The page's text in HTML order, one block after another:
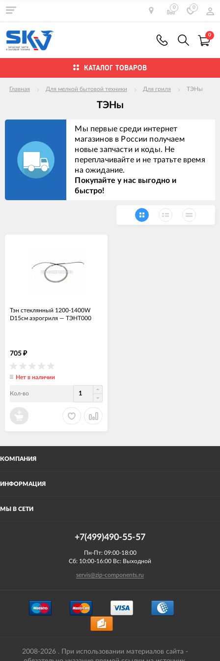
0 0
0
КАТАЛОГ ТОВАРОВ
Главная Для мелкой бытовой техники Для гриля ТЭНы
ТЭНы
Мы первые среди интернет
магазинов в России получаем
новые запчасти и коды. Не
переплачивайте и не тратьте время
на ожидание.
Покупайте у нас выгодно и
быстро!
Тэн стеклянный 1200-1400W
D15см аэрогриля — ТЭНТ000
705 ₽
Нет в наличии
Кол-во
КОМПАНИЯ
ИНФОРМАЦИЯ
МЫ В СЕТИ
+7(499)490-55-57
Пн-Пт: 09:00-18:00
Сб: 10:00-16:00 Вс: Выходной
servis@zip-components.ru
2008-2026 . При использовании материалов сайта -